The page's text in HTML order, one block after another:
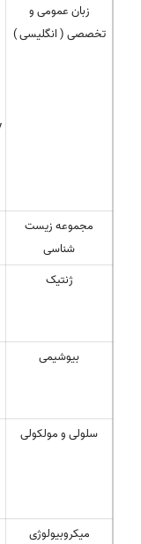
زبان عمومی و
تخصصی ( انگلیسی )
مجموعه زیست
شناسی
ژنتیک
بیوشیمی
سلولی و مولکولی
میکروبیولوژی